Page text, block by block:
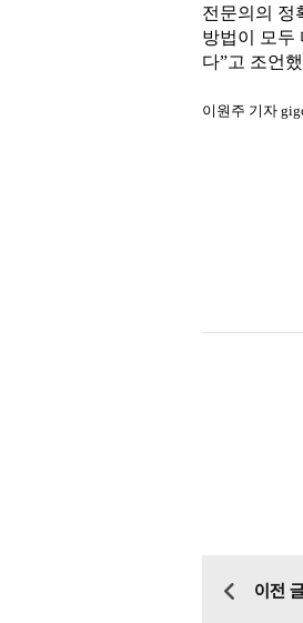
전문의의 정
방법이 모두
다”고 조언
이원주 기자
이전